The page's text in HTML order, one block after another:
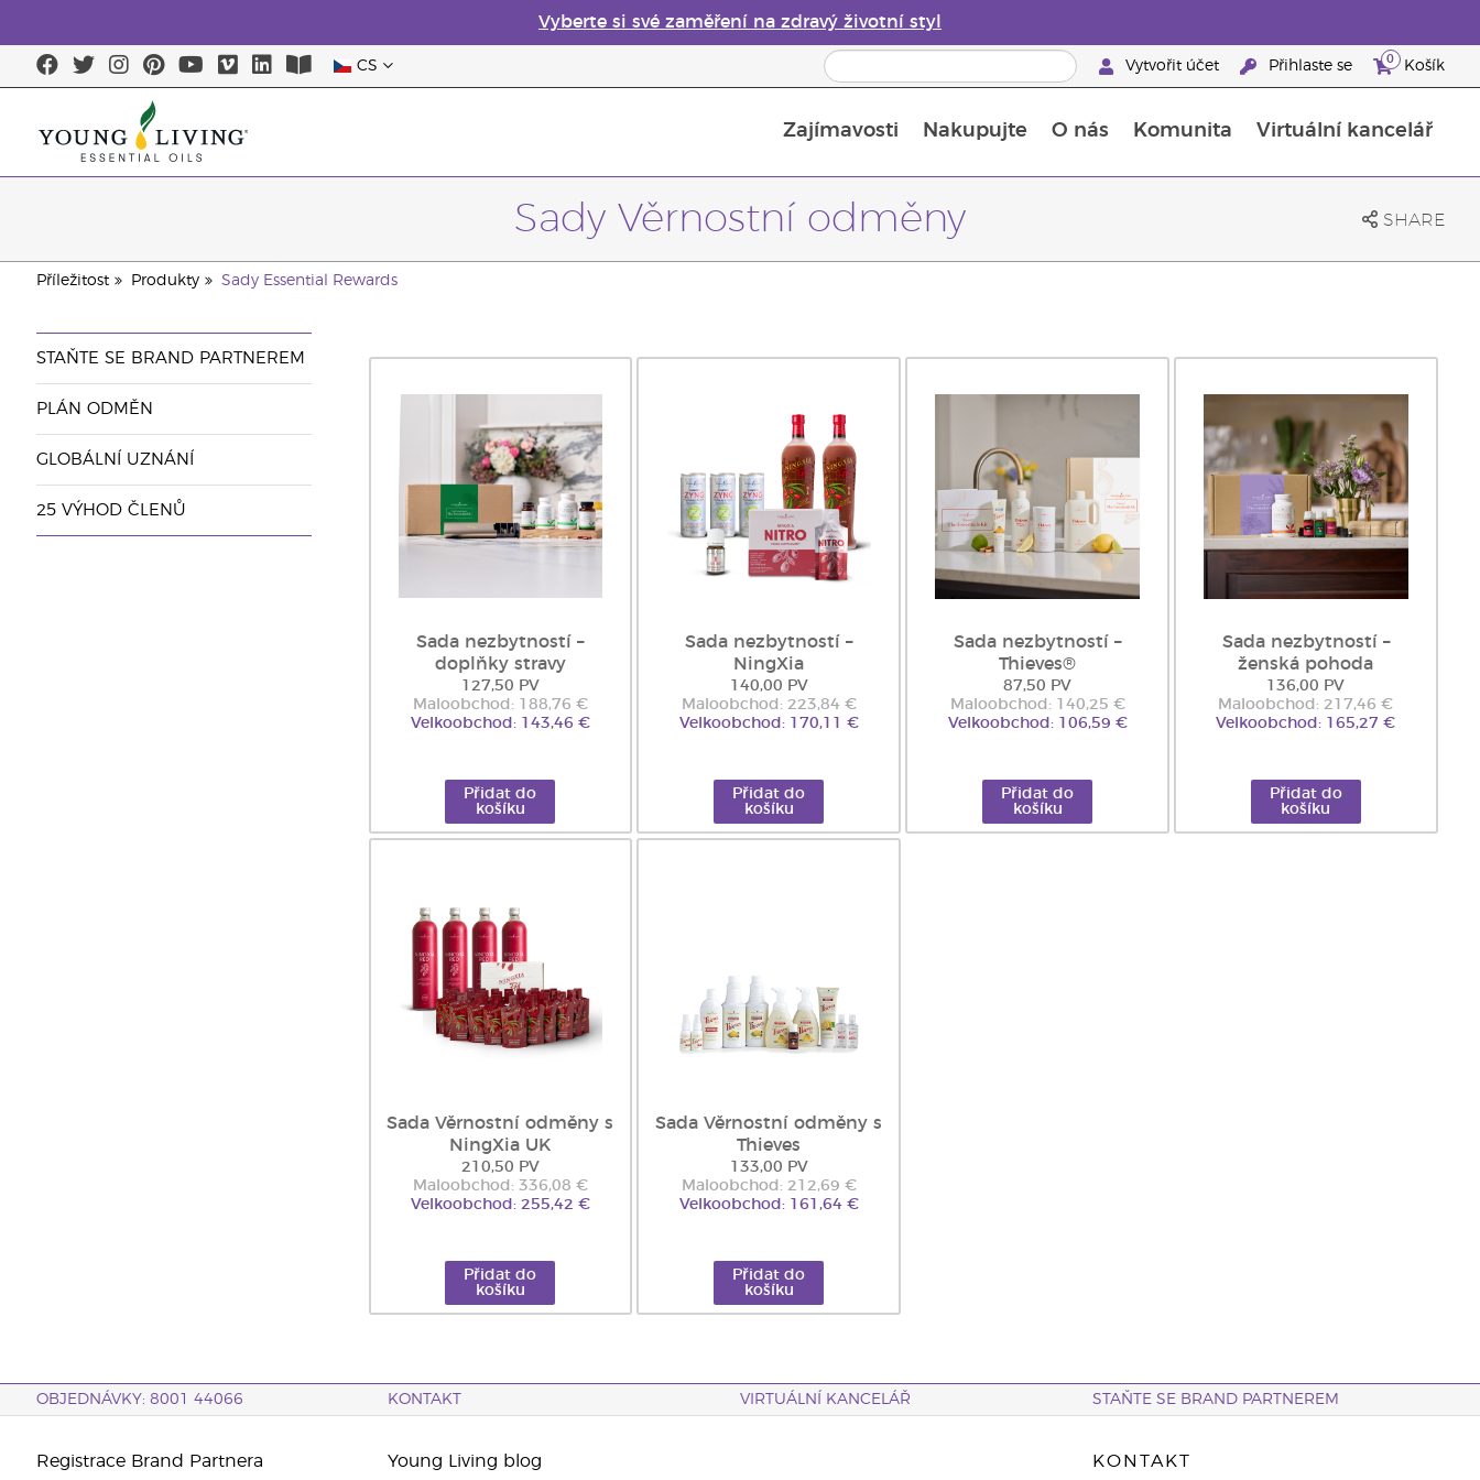
Vyberte si své zaměření na zdravý životní styl
CS Vytvořit účet Přihlaste se 0 Košík
Zajímavosti Nakupujte O nás Komunita Virtuální kancelář
Sady Věrnostní odměny SHARE
Příležitost Produkty Sady Essential Rewards
STAŇTE SE BRAND PARTNEREM
PLÁN ODMĚN
GLOBÁLNÍ UZNÁNÍ
25 VÝHOD ČLENŮ
Sada nezbytností –
doplňky stravy
127,50 PV
Maloobchod: 188,76 €
Velkoobchod: 143,46 €
Přidat do
košíku
Sada nezbytností –
NingXia
140,00 PV
Maloobchod: 223,84 €
Velkoobchod: 170,11 €
Přidat do
košíku
Sada nezbytností –
Thieves®
87,50 PV
Maloobchod: 140,25 €
Velkoobchod: 106,59 €
Přidat do
košíku
Sada nezbytností –
ženská pohoda
136,00 PV
Maloobchod: 217,46 €
Velkoobchod: 165,27 €
Přidat do
košíku
Sada Věrnostní odměny s
NingXia UK
210,50 PV
Maloobchod: 336,08 €
Velkoobchod: 255,42 €
Přidat do
košíku
Sada Věrnostní odměny s
Thieves
133,00 PV
Maloobchod: 212,69 €
Velkoobchod: 161,64 €
Přidat do
košíku
OBJEDNÁVKY: 8001 44066 KONTAKT VIRTUÁLNÍ KANCELÁŘ STAŇTE SE BRAND PARTNEREM
Registrace Brand Partnera Young Living blog KONTAKT